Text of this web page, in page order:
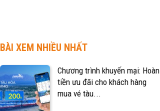
BÀI XEM NHIỀU NHẤT
Chương trình khuyến mại: Hoàn
tiền ưu đãi cho khách hàng
mua vé tàu...